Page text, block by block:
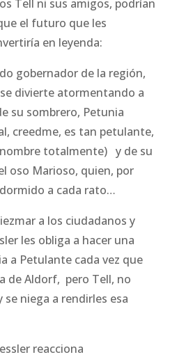
Tell ni sus amigos, podrían
el futuro que les
en leyenda:
gobernador de la región,
divierte atormentando a
su sombrero, Petunia
creedme, es tan petulante,
totalmente) y de su
oso Marioso, quien, por
a cada rato…
a los ciudadanos y
les obliga a hacer una
a Petulante cada vez que
de Aldorf, pero Tell, no
niega a rendirles esa
reacciona